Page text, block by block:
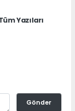
Yazıları
Gönder